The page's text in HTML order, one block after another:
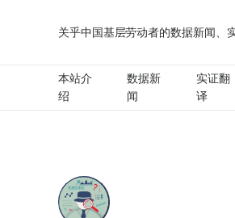
关乎中国基层劳动者的数据新闻、
本站介
绍
数据新
闻
实证翻
译